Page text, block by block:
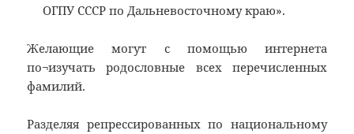
ОГПУ СССР по Дальневосточному краю».
Желающие могут с помощью интернета
по¬изучать родословные всех перечисленных
фамилий.
Разделяя репрессированных по национальному